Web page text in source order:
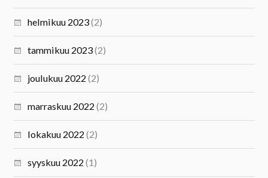
helmikuu 2023(2)
tammikuu 2023(2)
joulukuu 2022 (2)
marraskuu 2022 (2)
lokakuu 2022 (2)
syyskuu 2022 (1)